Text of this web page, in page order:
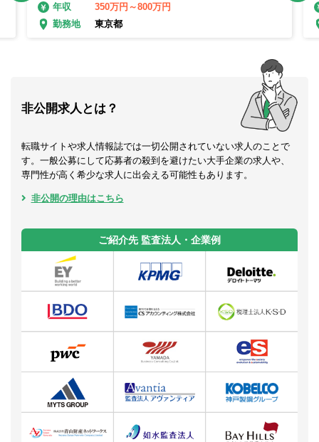
年収
350万円～800万円
勤務地
東京都
非公開求人とは？
転職サイトや求人情報誌では一切公開されていない求人のことで
す。一般公募にして応募者の殺到を避けたい大手企業の求人や、
専門性が高く希少な求人に出会える可能性もあります。
非公開の理由はこちら
ご紹介先 監査法人・企業例